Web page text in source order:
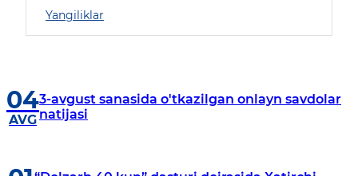
Yangiliklar
04
AVG
3-avgust sanasida o'tkazilgan onlayn savdolar
natijasi